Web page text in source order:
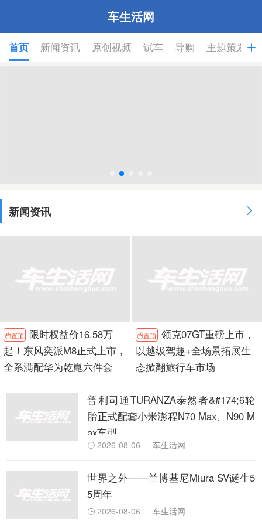
车生活网
首页 新闻资讯 原创视频 试车 导购 主题策划 

新闻资讯
置顶
限时权益价16.58万
起！东风奕派M8正式上市，
全系满配华为乾崑六件套
置顶 领克07GT重磅上市，
以越级驾趣+全场景拓展生
态掀翻旅行车市场
普利司通TURANZA泰然者&#174;6轮
胎正式配套小米澎程N70 Max、N90 M
ax车型
 2026-08-06 车生活网
世界之外——兰博基尼Miura SV诞生5
5周年
 2026-08-06 车生活网